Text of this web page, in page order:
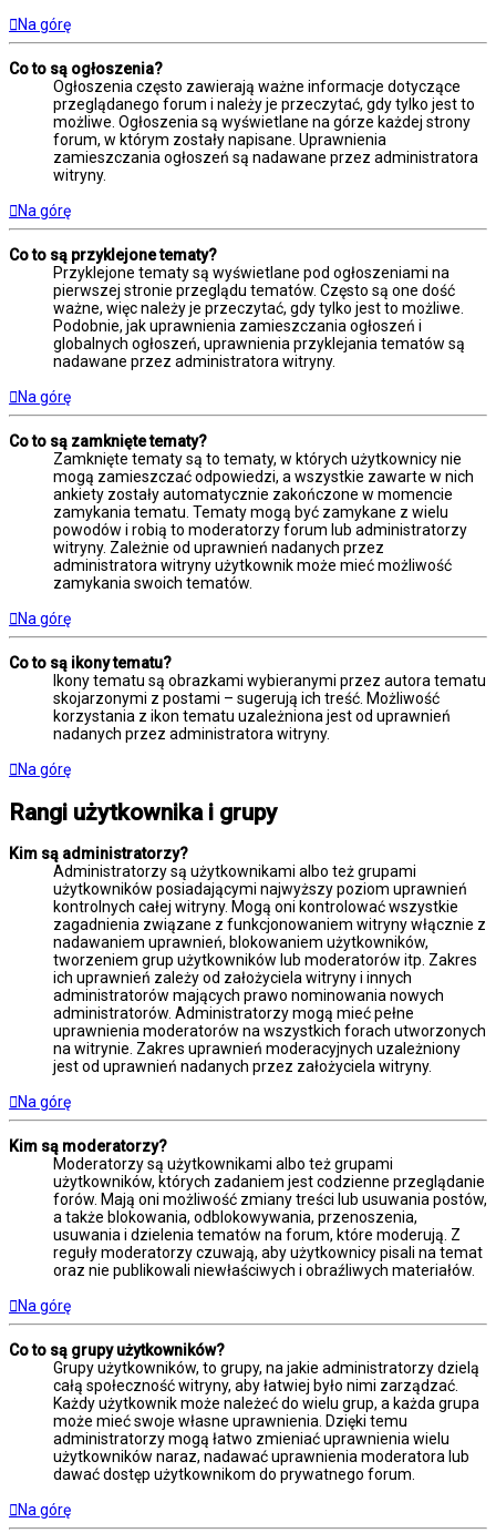
Na górę
Co to są ogłoszenia?
Ogłoszenia często zawierają ważne informacje dotyczące
przeglądanego forum i należy je przeczytać, gdy tylko jest to
możliwe. Ogłoszenia są wyświetlane na górze każdej strony
forum, w którym zostały napisane. Uprawnienia
zamieszczania ogłoszeń są nadawane przez administratora
witryny.
Na górę
Co to są przyklejone tematy?
Przyklejone tematy są wyświetlane pod ogłoszeniami na
pierwszej stronie przeglądu tematów. Często są one dość
ważne, więc należy je przeczytać, gdy tylko jest to możliwe.
Podobnie, jak uprawnienia zamieszczania ogłoszeń i
globalnych ogłoszeń, uprawnienia przyklejania tematów są
nadawane przez administratora witryny.
Na górę
Co to są zamknięte tematy?
Zamknięte tematy są to tematy, w których użytkownicy nie
mogą zamieszczać odpowiedzi, a wszystkie zawarte w nich
ankiety zostały automatycznie zakończone w momencie
zamykania tematu. Tematy mogą być zamykane z wielu
powodów i robią to moderatorzy forum lub administratorzy
witryny. Zależnie od uprawnień nadanych przez
administratora witryny użytkownik może mieć możliwość
zamykania swoich tematów.
Na górę
Co to są ikony tematu?
Ikony tematu są obrazkami wybieranymi przez autora tematu
skojarzonymi z postami – sugerują ich treść. Możliwość
korzystania z ikon tematu uzależniona jest od uprawnień
nadanych przez administratora witryny.
Na górę
Rangi użytkownika i grupy
Kim są administratorzy?
Administratorzy są użytkownikami albo też grupami
użytkowników posiadającymi najwyższy poziom uprawnień
kontrolnych całej witryny. Mogą oni kontrolować wszystkie
zagadnienia związane z funkcjonowaniem witryny włącznie z
nadawaniem uprawnień, blokowaniem użytkowników,
tworzeniem grup użytkowników lub moderatorów itp. Zakres
ich uprawnień zależy od założyciela witryny i innych
administratorów mających prawo nominowania nowych
administratorów. Administratorzy mogą mieć pełne
uprawnienia moderatorów na wszystkich forach utworzonych
na witrynie. Zakres uprawnień moderacyjnych uzależniony
jest od uprawnień nadanych przez założyciela witryny.
Na górę
Kim są moderatorzy?
Moderatorzy są użytkownikami albo też grupami
użytkowników, których zadaniem jest codzienne przeglądanie
forów. Mają oni możliwość zmiany treści lub usuwania postów,
a także blokowania, odblokowywania, przenoszenia,
usuwania i dzielenia tematów na forum, które moderują. Z
reguły moderatorzy czuwają, aby użytkownicy pisali na temat
oraz nie publikowali niewłaściwych i obraźliwych materiałów.
Na górę
Co to są grupy użytkowników?
Grupy użytkowników, to grupy, na jakie administratorzy dzielą
całą społeczność witryny, aby łatwiej było nimi zarządzać.
Każdy użytkownik może należeć do wielu grup, a każda grupa
może mieć swoje własne uprawnienia. Dzięki temu
administratorzy mogą łatwo zmieniać uprawnienia wielu
użytkowników naraz, nadawać uprawnienia moderatora lub
dawać dostęp użytkownikom do prywatnego forum.
Na górę